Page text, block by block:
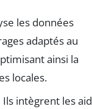
les données
adaptés au
ainsi la
locales.
Ils intègrent les